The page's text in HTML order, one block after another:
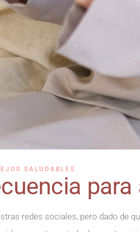
SALUDABLES
redes sociales, pero dado de